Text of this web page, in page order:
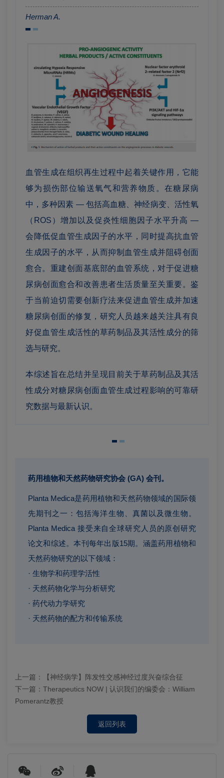
Herman A.
血管生成在组织再生过程中起着关键作用，它能
够为损伤部位输送氧气和营养物质。在糖尿病
中，多种因素 — 包括高血糖、神经病变、活性氧
（ROS）增加以及促炎性细胞因子水平升高 —
会降低促血管生成因子的水平，同时提高抗血管
生成因子的水平，从而抑制血管生成并阻碍创面
愈合。重建创面基底部的血管系统，对于促进糖
尿病创面愈合和改善患者生活质量至关重要。鉴
于当前迫切需要创新疗法来促进血管生成并加速
糖尿病创面的修复，研究人员越来越关注具有良
好促血管生成活性的草药制品及其活性成分的筛
选与研究。
本综述旨在总结并呈现目前关于草药制品及其活
性成分对糖尿病创面血管生成过程影响的可靠研
究数据与最新认识。
药用植物和天然药物研究协会 (GA) 会刊。
Planta Medica是药用植物和天然药物领域的国际领
先期刊之一：包括海洋生物、真菌以及微生物。
Planta Medica 接受来自全球研究人员的原创研究
论文和综述。本刊每年出版15期。涵盖药用植物和
天然药物研究的以下领域：
· 生物学和药理学活性
· 天然药物化学与分析研究
· 药代动力学研究
· 天然药物的配方和传输系统
上一篇：
【神经病学】阵发性交感神经过度兴奋综合征
下一篇： Therapeutics NOW | 认识我们的编委会：William
Pomerantz教授
返回列表